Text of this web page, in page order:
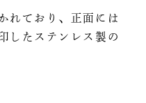
れており、正面には
したステンレス製の